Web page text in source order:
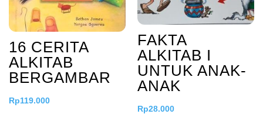
16 CERITA
ALKITAB
BERGAMBAR
Rp119.000
FAKTA
ALKITAB I
UNTUK ANAK-
ANAK
Rp28.000